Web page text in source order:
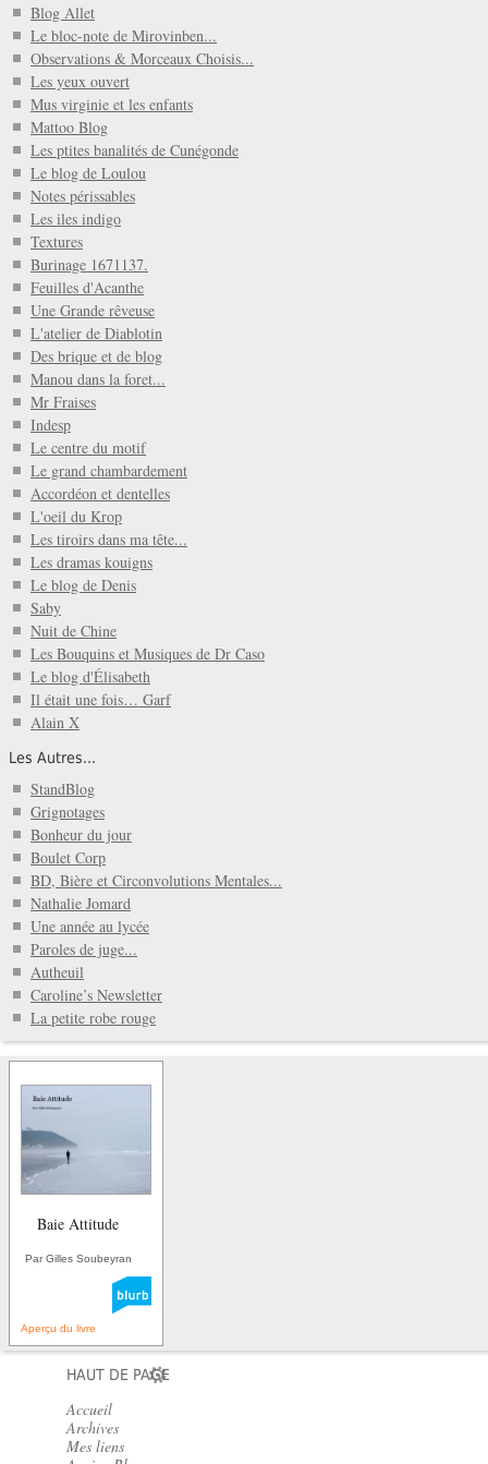
Blog Allet
Le bloc-note de Mirovinben...
Observations & Morceaux Choisis...
Les yeux ouvert
Mus virginie et les enfants
Mattoo Blog
Les ptites banalités de Cunégonde
Le blog de Loulou
Notes périssables
Les iles indigo
Textures
Burinage 1671137.
Feuilles d'Acanthe
Une Grande rêveuse
L'atelier de Diablotin
Des brique et de blog
Manou dans la foret...
Mr Fraises
Indesp
Le centre du motif
Le grand chambardement
Accordéon et dentelles
L'oeil du Krop
Les tiroirs dans ma tête...
Les dramas kouigns
Le blog de Denis
Saby
Nuit de Chine
Les Bouquins et Musiques de Dr Caso
Le blog d'Élisabeth
Il était une fois… Garf
Alain X
Les Autres...
StandBlog
Grignotages
Bonheur du jour
Boulet Corp
BD, Bière et Circonvolutions Mentales...
Nathalie Jomard
Une année au lycée
Paroles de juge...
Autheuil
Caroline’s Newsletter
La petite robe rouge
Baie Attitude
Par Gilles Soubeyran
Aperçu du livre
HAUT DE PAGE
Accueil
Archives
Mes liens